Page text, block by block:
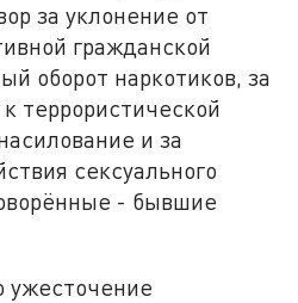
за уклонение от
гражданской
оборот наркотиков, за
террористической
и за
сексуального
- бывшие
ужесточение